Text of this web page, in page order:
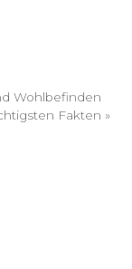
Wohlbefinden
Fakten »